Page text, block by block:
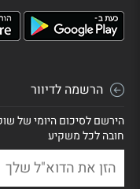
הרשמה לדיוור
הירשם לסיכום היומי של
חובה לכל משקיע